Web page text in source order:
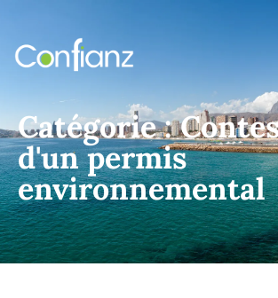
Catégorie :
d'un permis
environnemental